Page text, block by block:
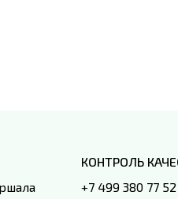
КОНТРОЛЬ
+7 499 380 77 52